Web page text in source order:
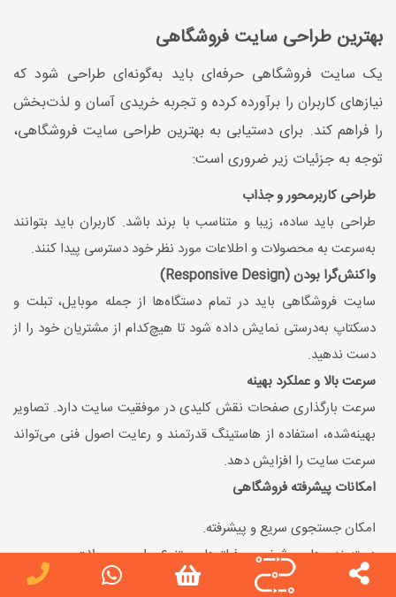
بهترین طراحی سایت فروشگاهی
یک سایت فروشگاهی حرفه‌ای باید به‌گونه‌ای طراحی شود که
نیازهای کاربران را برآورده کرده و تجربه خریدی آسان و لذت‌بخش
را فراهم کند. برای دستیابی به بهترین طراحی سایت فروشگاهی،
توجه به جزئیات زیر ضروری است:
طراحی کاربرمحور و جذاب
طراحی باید ساده، زیبا و متناسب با برند باشد. کاربران باید بتوانند
به‌سرعت به محصولات و اطلاعات مورد نظر خود دسترسی پیدا کنند.
واکنش‌گرا بودن (Responsive Design)
سایت فروشگاهی باید در تمام دستگاه‌ها از جمله موبایل، تبلت و
دسکتاپ به‌درستی نمایش داده شود تا هیچ‌کدام از مشتریان خود را از
دست ندهید.
سرعت بالا و عملکرد بهینه
سرعت بارگذاری صفحات نقش کلیدی در موفقیت سایت دارد. تصاویر
بهینه‌شده، استفاده از هاستینگ قدرتمند و رعایت اصول فنی می‌تواند
سرعت سایت را افزایش دهد.
امکانات پیشرفته فروشگاهی
امکان جستجوی سریع و پیشرفته.
دسته‌بندی‌های مشخص و فیلترهای متنوع برای محصولات.
قابلیت مقایسه محصولات و مشاهده نظرات کاربران.